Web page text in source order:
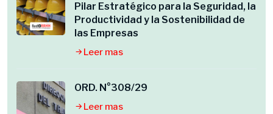
Pilar Estratégico para la Seguridad, la
Productividad y la Sostenibilidad de
las Empresas
Leer mas
ORD. N°308/29
Leer mas